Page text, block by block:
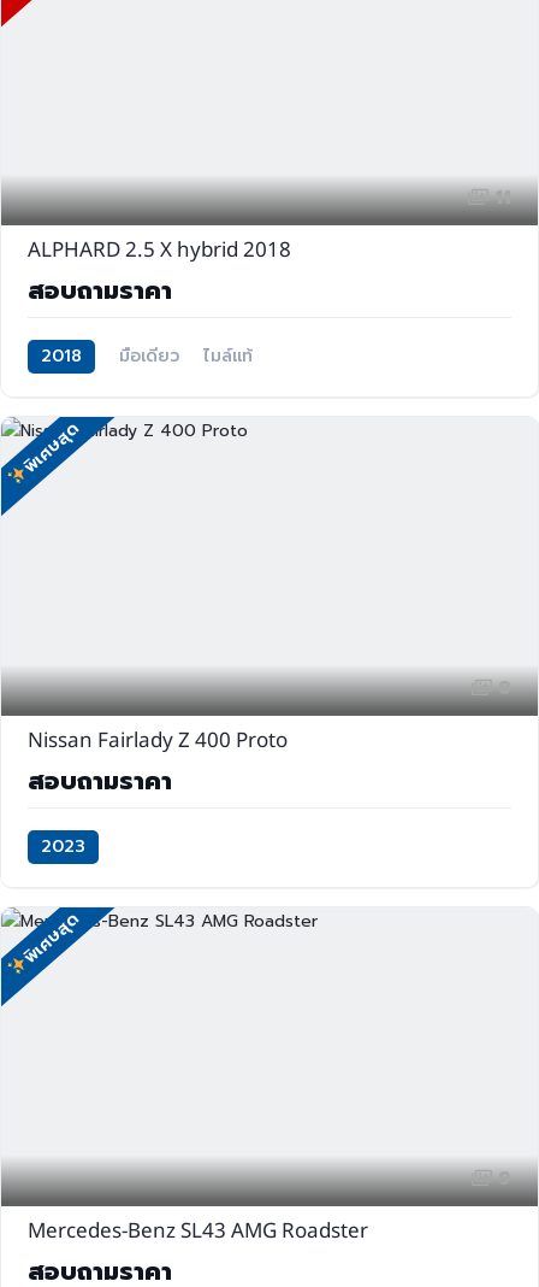
11
ALPHARD 2.5 X hybrid 2018
สอบถามราคา
2018 มือเดียว ไมล์แท้
พิเศษสุด
8
Nissan Fairlady Z 400 Proto
สอบถามราคา
2023
พิเศษสุด
9
Mercedes-Benz SL43 AMG Roadster
สอบถามราคา